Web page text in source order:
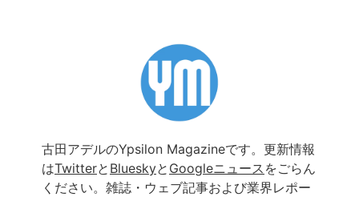
古田アデルのYpsilon Magazineです。更新情報
はTwitterと Blueskyと Googleニュース をごらん
ください。雑誌・ウェブ記事および業界レポー